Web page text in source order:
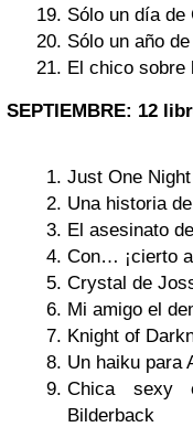
Sólo un día de
Sólo un año
El chico sobre
SEPTIEMBRE: 12
Just One
Una historia
El asesinato
Con… ¡cierto
Crystal de
Mi amigo el
Knight of
Un haiku para
Chica sexy
Bilderback